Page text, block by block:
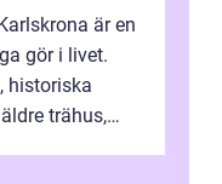
är en
gör i livet.
historiska
trähus,